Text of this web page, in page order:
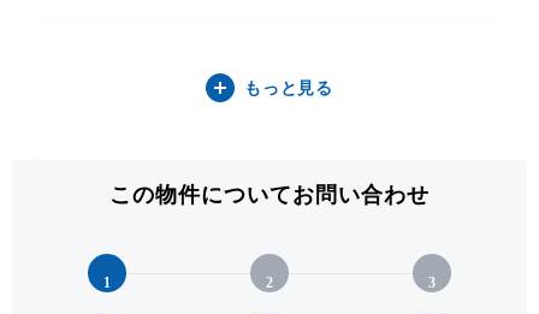
95.25㎡ (28.81坪)
階建 / 所在階 地上14階 地下2階建 / 13階部分
構造 / 総戸数 鉄筋コンクリート造 / 243戸
もっと見る
この物件についてお問い合わせ
1 2 3